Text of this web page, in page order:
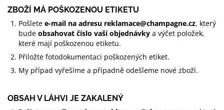
ZBOŽÍ MÁ POŠKOZENOU ETIKETU
Pošletee-mail na adresu reklamace@champagne.cz, který
budeobsahovat číslo vaší objednávky a výčet položek,
které mají poškozenou etiketu.
Přiložte fotodokumentaci poškozených etiket.
My případ vyřešíme a případně odešleme nové zboží.
OBSAH V LÁHVI JE ZAKALENÝ